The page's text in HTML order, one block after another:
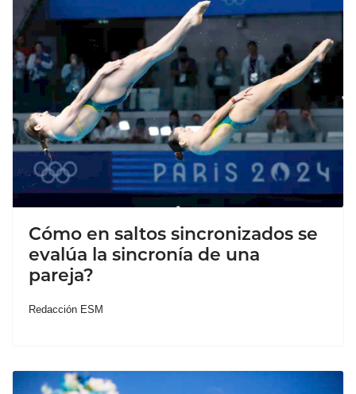
Cómo en saltos sincronizados se
evalúa la sincronía de una
pareja?
Redacción ESM